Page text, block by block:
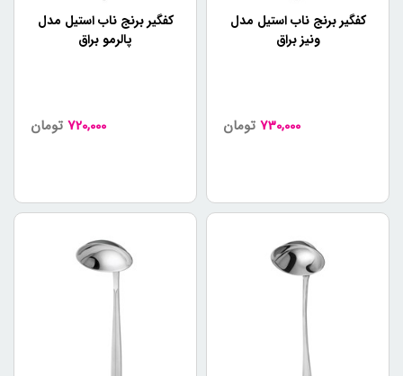
کفگیر برنج ناب استیل مدل
ونیز براق
730,000 تومان
کفگیر برنج ناب استیل مدل
پالرمو براق
720,000 تومان